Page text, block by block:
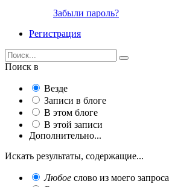
Забыли пароль?
Регистрация
Поиск в
Везде
Записи в блоге
В этом блоге
В этой записи
Дополнительно...
Искать результаты, содержащие...
Любое слово из моего запроса